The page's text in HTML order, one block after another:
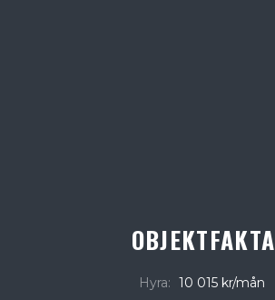
OBJEKTFAKTA
Hyra: 10 015 kr/mån